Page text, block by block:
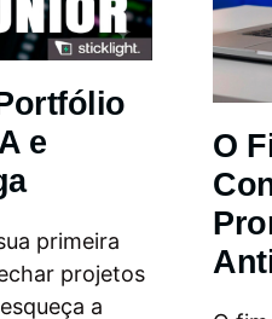
e
primeira
projetos
a
O